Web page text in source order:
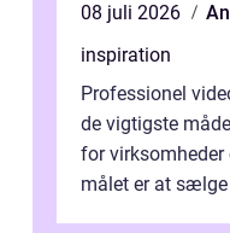
08 juli 2026
inspiration
Professionel
de vigtigste
for virksomheder
målet er at sælge